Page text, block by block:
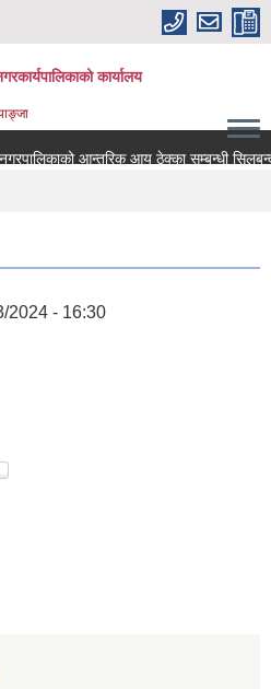
कार्यालय
आन्तरिक आय ठेक्का सम्बन्धी
2024 - 16:30